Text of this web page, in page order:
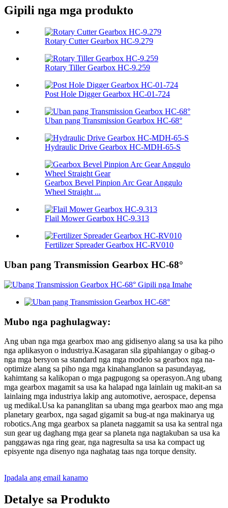
Gipili nga mga produkto
Rotary Cutter Gearbox HC-9.279
Rotary Tiller Gearbox HC-9.259
Post Hole Digger Gearbox HC-01-724
Uban pang Transmission Gearbox HC-68°
Hydraulic Drive Gearbox HC-MDH-65-S
Gearbox Bevel Pinpion Arc Gear Anggulo
Wheel Straight ...
Flail Mower Gearbox HC-9.313
Fertilizer Spreader Gearbox HC-RV010
Uban pang Transmission Gearbox HC-68°
Mubo nga paghulagway:
Ang uban nga mga gearbox mao ang gidisenyo alang sa usa ka piho
nga aplikasyon o industriya.Kasagaran sila gipahiangay o gibag-o
nga mga bersyon sa standard nga mga modelo sa gearbox nga na-
optimize alang sa piho nga mga kinahanglanon sa pasundayag,
kahimtang sa kalikopan o mga pagpugong sa operasyon.Ang ubang
mga gearbox magamit sa usa ka halapad nga lainlain ug makit-an sa
lainlaing mga industriya lakip ang automotive, aerospace, depensa
ug medikal.Usa ka pananglitan sa ubang mga gearbox mao ang mga
planetary gearbox, nga sagad gigamit sa bug-at nga makinarya ug
robotics.Ang mga gearbox sa planeta naggamit sa usa ka sentral nga
sun gear ug daghang mga gear sa planeta nga nagtakuban sa usa ka
panggawas nga ring gear, nga nagresulta sa usa ka compact ug
episyente nga disenyo nga naghatag taas nga torque density.
Ipadala ang email kanamo
Detalye sa Produkto